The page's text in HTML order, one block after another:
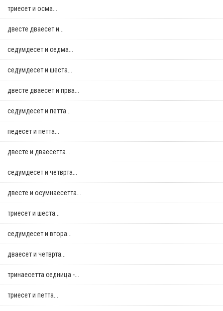
триесет и осма...
двестe дваесет и...
седумдесет и седма...
седумдесет и шеста...
двестe дваесет и прва...
седумдесет и петта...
педесет и петта...
двестe и дваесетта...
седумдесет и четврта...
двестe и осумнaесетта...
триесет и шеста...
седумдесет и втора...
дваесет и четврта...
тринаесетта седница -...
триесет и петта...